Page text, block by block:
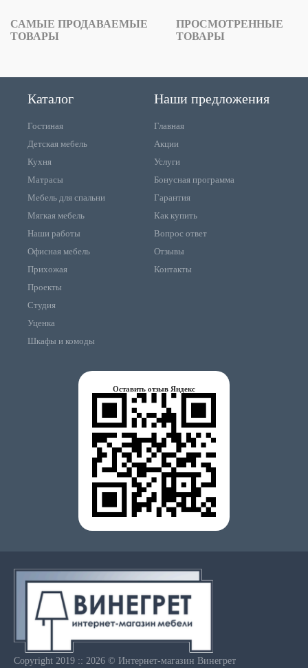
САМЫЕ ПРОДАВАЕМЫЕ
ТОВАРЫ
ПРОСМОТРЕННЫЕ
ТОВАРЫ
Каталог
Гостиная
Детская мебель
Кухня
Матрасы
Мебель для спальни
Мягкая мебель
Наши работы
Офисная мебель
Прихожая
Проекты
Студия
Уценка
Шкафы и комоды
Наши предложения
Главная
Акции
Услуги
Бонусная программа
Гарантия
Как купить
Вопрос ответ
Отзывы
Контакты
Оставить отзыв Яндекс
Copyright 2019 :: 2026 © Интернет-магазин Винегрет